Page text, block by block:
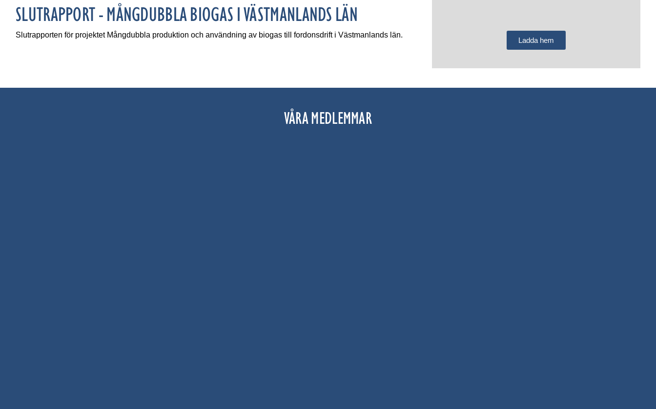
SLUTRAPPORT - MÅNGDUBBLA BIOGAS I VÄSTMANLANDS LÄN
Slutrapporten för projektet Mångdubbla produktion och användning av biogas till fordonsdrift i Västmanlands län.
Ladda hem
VÅRA MEDLEMMAR